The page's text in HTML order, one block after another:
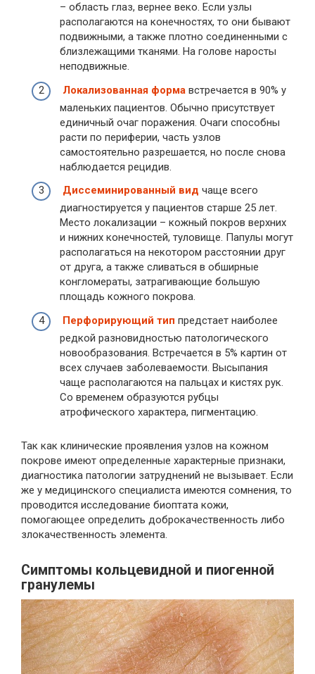
– область глаз, вернее веко. Если узлы
располагаются на конечностях, то они бывают
подвижными, а также плотно соединенными с
близлежащими тканями. На голове наросты
неподвижные.
Локализованная форма встречается в 90% у
маленьких пациентов. Обычно присутствует
единичный очаг поражения. Очаги способны
расти по периферии, часть узлов
самостоятельно разрешается, но после снова
наблюдается рецидив.
Диссеминированный вид чаще всего
диагностируется у пациентов старше 25 лет.
Место локализации – кожный покров верхних
и нижних конечностей, туловище. Папулы могут
располагаться на некотором расстоянии друг
от друга, а также сливаться в обширные
конгломераты, затрагивающие большую
площадь кожного покрова.
Перфорирующий тип предстает наиболее
редкой разновидностью патологического
новообразования. Встречается в 5% картин от
всех случаев заболеваемости. Высыпания
чаще располагаются на пальцах и кистях рук.
Со временем образуются рубцы
атрофического характера, пигментацию.
Так как клинические проявления узлов на кожном
покрове имеют определенные характерные признаки,
диагностика патологии затруднений не вызывает. Если
же у медицинского специалиста имеются сомнения, то
проводится исследование биоптата кожи,
помогающее определить доброкачественность либо
злокачественность элемента.
Симптомы кольцевидной и пиогенной
гранулемы